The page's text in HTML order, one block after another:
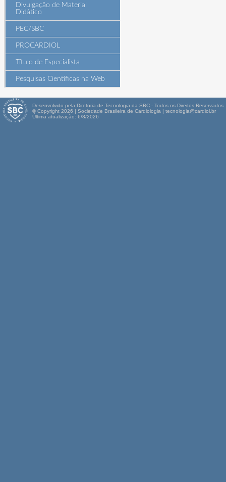
Divulgação de Material
Didático
PEC/SBC
PROCARDIOL
Título de Especialista
Pesquisas Científicas na Web
Desenvolvido pela Diretoria de Tecnologia da SBC - Todos os Direitos Reservados
© Copyright 2026 | Sociedade Brasileira de Cardiologia | tecnologia@cardiol.br
Última atualização: 6/8/2026